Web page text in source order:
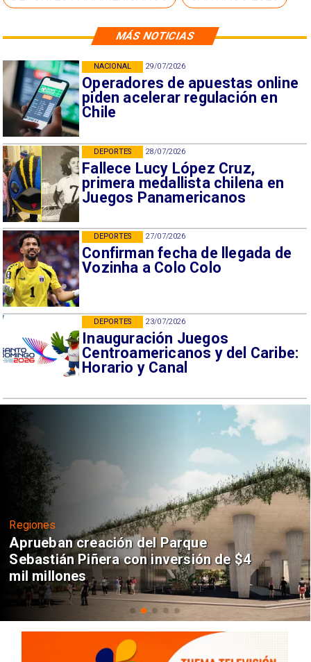
MÁS NOTICIAS
29/07/2026
Operadores de apuestas online
piden acelerar regulación en
Chile
NACIONAL
28/07/2026
Fallece Lucy López Cruz,
primera medallista chilena en
Juegos Panamericanos
DEPORTES
27/07/2026
Confirman fecha de llegada de
Vozinha a Colo Colo
DEPORTES
23/07/2026
Inauguración Juegos
Centroamericanos y del Caribe:
Horario y Canal
DEPORTES
Regiones
Aprueban creación del Parque
Sebastián Piñera con inversión de $4
mil millones